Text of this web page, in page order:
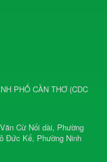
PHỐ CẦN THƠ (CDC
Cừ Nối dài, Phường
Đức Kế, Phường Ninh